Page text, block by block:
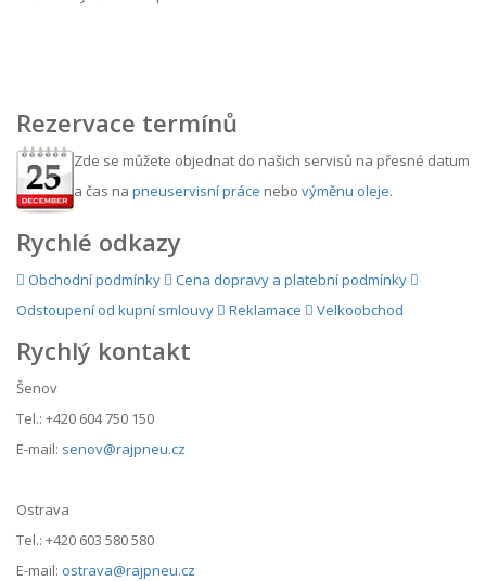
Rezervace termínů
Zde se můžete objednat do našich servisů na přesné datum
a čas na pneuservisní práce nebo výměnu oleje.
Rychlé odkazy
Obchodní podmínky
Cena dopravy a platební podmínky
Odstoupení od kupní smlouvy
Reklamace Velkoobchod
Rychlý kontakt
Šenov
Tel.: +420 604 750 150
E-mail: senov@rajpneu.cz
Ostrava
Tel.: +420 603 580 580
E-mail: ostrava@rajpneu.cz